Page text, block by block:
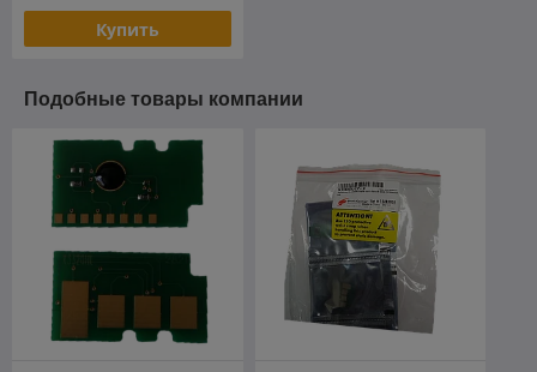
Купить
Подобные товары компании